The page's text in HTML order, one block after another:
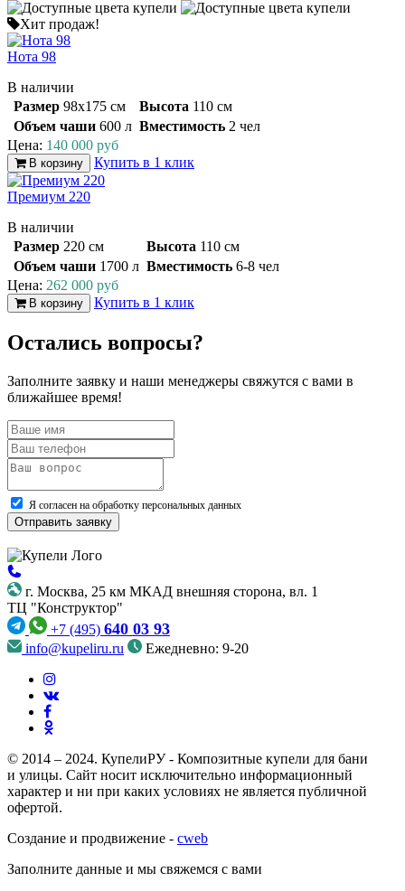
Хит продаж!
Нота 98
В наличии
Размер 98х175 см Высота 110 см
Объем чаши 600 л Вместимость 2 чел
Цена: 140 000 руб
В корзину Купить в 1 клик
Премиум 220
В наличии
Размер 220 см Высота 110 см
Объем чаши 1700 л Вместимость 6-8 чел
Цена: 262 000 руб
В корзину Купить в 1 клик
Остались вопросы?
Заполните заявку и наши менеджеры свяжутся с вами в
ближайшее время!
Я согласен на обработку персональных данных
г. Москва, 25 км МКАД внешняя сторона, вл. 1
ТЦ "Конструктор"
+7 (495) 640 03 93
info@kupeliru.ru Ежедневно: 9-20
© 2014 – 2024. КупелиРУ - Композитные купели для бани
и улицы. Cайт носит исключительно информационный
характер и ни при каких условиях не является публичной
офертой.
Создание и продвижение - cweb
Заполните данные и мы свяжемся с вами